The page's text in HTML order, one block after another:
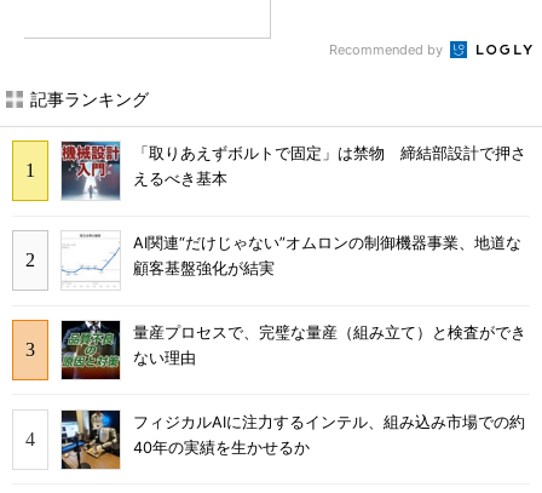
Recommended by
記事ランキング
「取りあえずボルトで固定」は禁物 締結部設計で押さ
えるべき基本
AI関連“だけじゃない”オムロンの制御機器事業、地道な
顧客基盤強化が結実
量産プロセスで、完璧な量産（組み立て）と検査ができ
ない理由
フィジカルAIに注力するインテル、組み込み市場での約
40年の実績を生かせるか